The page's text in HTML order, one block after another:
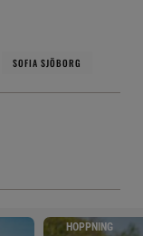
SOFIA SJÖBORG
HOPPNING